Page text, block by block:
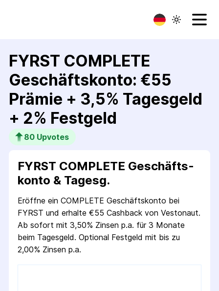
FYRST COMPLETE
Geschäfts­konto: €55
Prämie + 3,5% Tagesgeld
+ 2% Festgeld
80 Upvotes
FYRST COMPLETE Geschäfts­
konto & Tagesg.
Eröffne ein COMPLETE Geschäftskonto bei
FYRST und erhalte €55 Cashback von Vestonaut.
Ab sofort mit 3,50% Zinsen p.a. für 3 Monate
beim Tagesgeld. Optional Festgeld mit bis zu
2,00% Zinsen p.a.